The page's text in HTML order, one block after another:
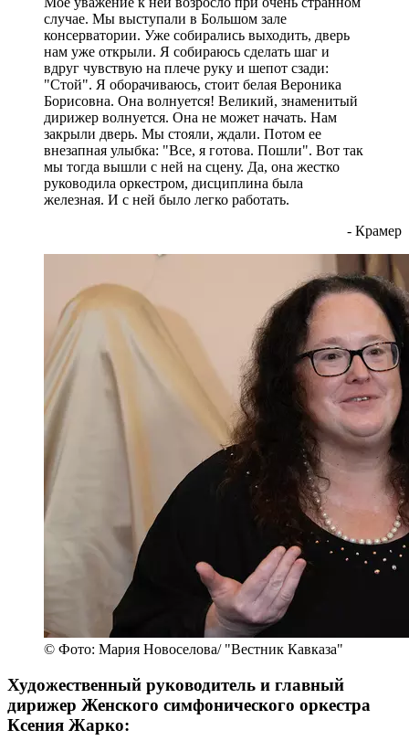
случае. Мы выступали в Большом зале
консерватории. Уже собирались выходить, дверь
нам уже открыли. Я собираюсь сделать шаг и
вдруг чувствую на плече руку и шепот сзади:
"Стой". Я оборачиваюсь, стоит белая Вероника
Борисовна. Она волнуется! Великий, знаменитый
дирижер волнуется. Она не может начать. Нам
закрыли дверь. Мы стояли, ждали. Потом ее
внезапная улыбка: "Все, я готова. Пошли". Вот так
мы тогда вышли с ней на сцену. Да, она жестко
руководила оркестром, дисциплина была
железная. И с ней было легко работать.
- Крамер
© Фото: Мария Новоселова/ "Вестник Кавказа"
Художественный руководитель и главный
дирижер Женского симфонического оркестра
Ксения Жарко: